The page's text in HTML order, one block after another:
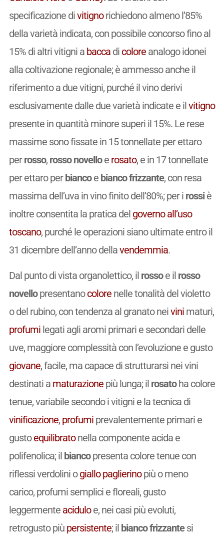
specificazione divitignorichiedono almeno l’85%
della varietà indicata, con possibile concorso fino al
15% di altri vitigni a baccadi coloreanalogo idonei
alla coltivazione regionale; è ammesso anche il
riferimento a due vitigni, purché il vino derivi
esclusivamente dalle due varietà indicate e il vitigno
presente in quantità minore superi il 15%. Le rese
massime sono fissate in 15 tonnellate per ettaro
perrosso, rosso novelloe rosato, e in 17 tonnellate
per ettaro per biancoe bianco frizzante, con resa
massima dell’uva in vino finito dell’80%; per i rossiè
inoltre consentita la pratica del governo all’uso
toscano, purché le operazioni siano ultimate entro il
31 dicembre dell’anno dellavendemmia.
Dal punto di vista organolettico, il rossoe il rosso
novellopresentanocolorenelle tonalità del violetto
o del rubino, con tendenza al granato neivinimaturi,
profumilegati agli aromi primari e secondari delle
uve, maggiore complessità con l’evoluzione e gusto
giovane, facile, ma capace di strutturarsi nei vini
destinati a maturazionepiù lunga; il rosatoha colore
tenue, variabile secondo i vitigni e la tecnica di
vinificazione, profumiprevalentemente primari e
gustoequilibratonella componente acida e
polifenolica; il biancopresenta colore tenue con
riflessi verdolini ogiallo paglierinopiù o meno
carico, profumi semplici e floreali, gusto
leggermente aciduloe, nei casi più evoluti,
retrogusto più persistente; il bianco frizzantesi